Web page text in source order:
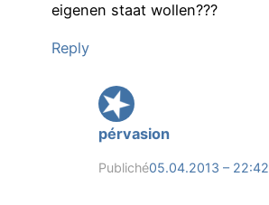
eigenen staat wollen???
Reply
pérvasion
Publiché05.04.2013 – 22:42